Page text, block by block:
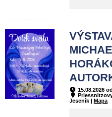
15.08.2026
Jeseník | Mapa